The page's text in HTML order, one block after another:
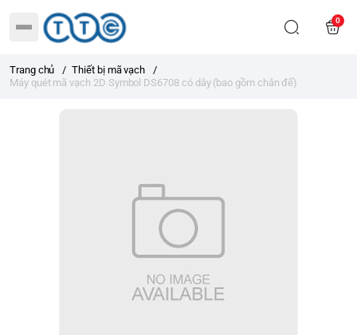
0
Trang chủ / Thiết bị mã vạch
/
Máy quét mã vạch 2D Symbol DS6708 có dây (bao gồm chân đế)